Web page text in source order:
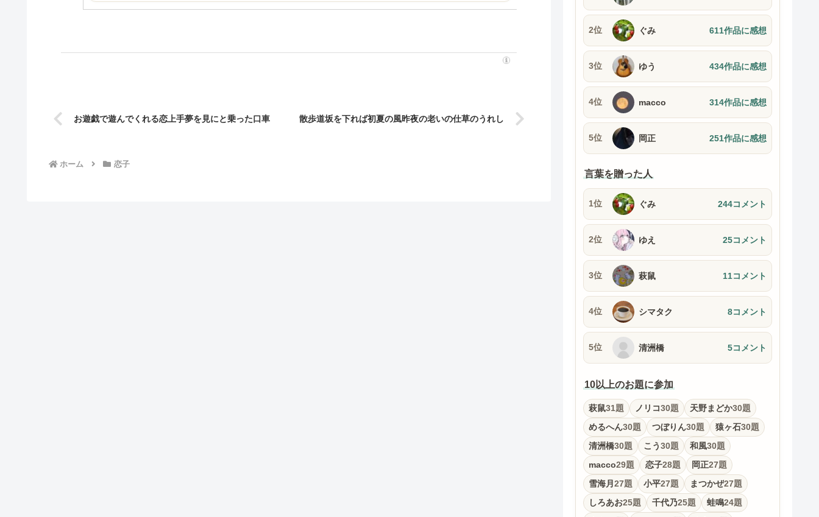
お遊戯で遊んでくれる恋上手夢を見にと乗った口車 散歩道坂を下れば初夏の風昨夜の老いの仕草のうれし
ホーム 恋子
2位 ぐみ 611作品に感想
3位 ゆう 434作品に感想
4位 macco 314作品に感想
5位 岡正 251作品に感想
言葉を贈った人
1位 ぐみ 244コメント
2位 ゆえ 25コメント
3位 萩鼠 11コメント
4位 シマタク 8コメント
5位 清洲橋 5コメント
10以上のお題に参加
萩鼠31題 ノリコ30題 天野まどか30題
めるへん30題 つぼりん30題 猿ヶ石30題
清洲橋30題 こう30題 和風30題
macco29題 恋子28題 岡正27題
雪海月 27題 小平27題 まつかぜ27題
しろあお25題 千代乃25題 蛙鳴24題